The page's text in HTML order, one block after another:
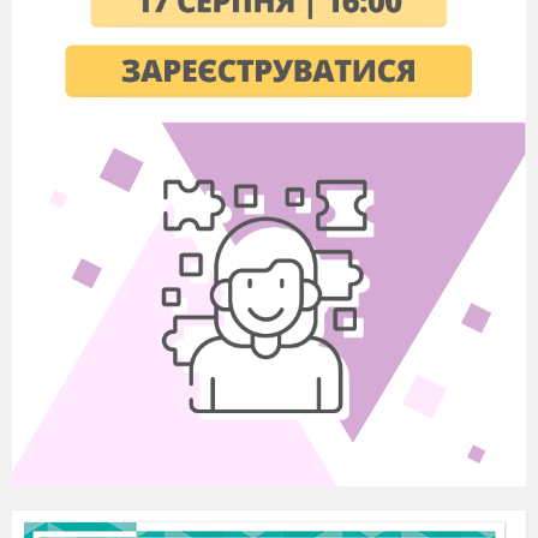
гарно співав. Любив слухати кобзарів і
бандуристів, добре малював. Свою першу
книжку Т. Шевченко назвав «Кобзар», бо
звуки кобзи для нього були найдорожчими,
він чув їх змалку. Ці звуки назавжди
залишилися в його серці, як спомин про
рідну Україну. Згодом Т. Шевченка стали
називати Великим Кобзарем. (Перегляд
відео гри на кобзі).
У своїх літературних творах він прославив
Україну, рідну землю, її працьовитих людей.
Вірші поета — мелодійні, як народні пісні.
Багато з них покладено на музику, з ними ви
ознайомитеся в старших класах. Твори Т.
Шевченка знають у всьому світі. Згадуючи
раннє дитинство, Т. Шевченко написав
ліричний вірш «Садок вишневий коло
Але перед тим, як ми ознайомимося із